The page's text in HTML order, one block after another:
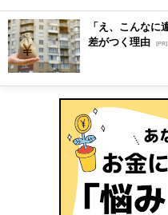
「え、こんなに
差がつく理由 [PR]